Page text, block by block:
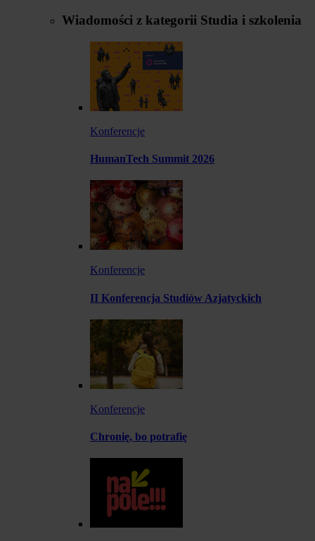
Wiadomości z kategorii Studia i szkolenia
Konferencje
HumanTech Summit 2026
Konferencje
II Konferencja Studiów Azjatyckich
Konferencje
Chronię, bo potrafię